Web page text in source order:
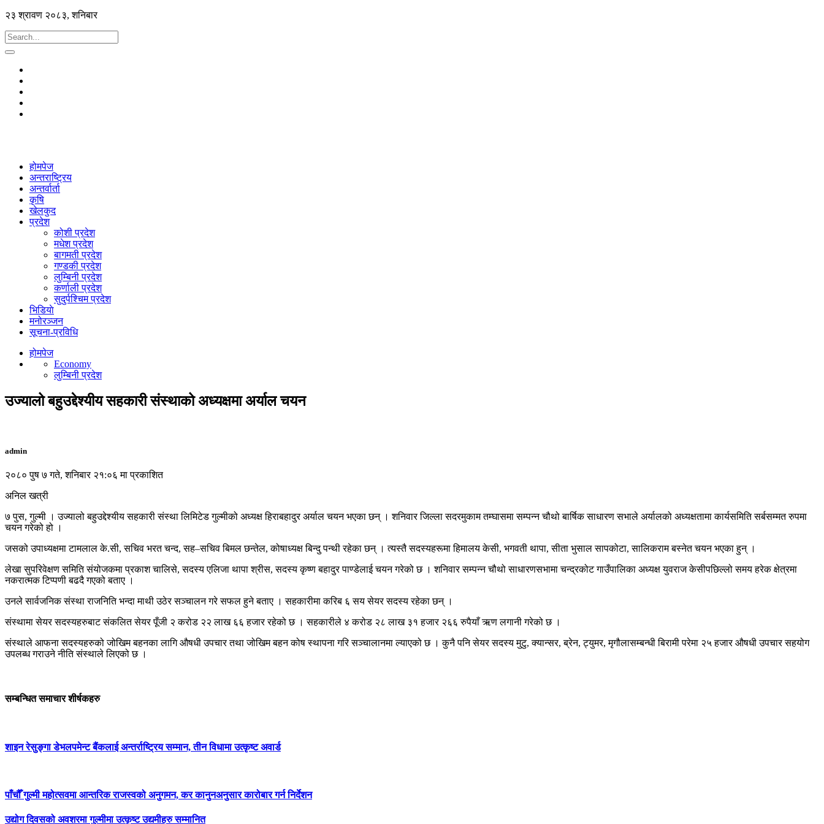
२३ श्रावण २०८३, शनिबार
होमपेज
अन्तराष्ट्रिय
अन्तर्वार्ता
कृषि
खेलकुद
प्रदेश
कोशी प्रदेश
मधेश प्रदेश
बागमती प्रदेश
गण्डकी प्रदेश
लुम्बिनी प्रदेश
कर्णाली प्रदेश
सुदुर्पश्चिम प्रदेश
भिडियाे
मनोरञ्जन
सूचना-प्रविधि
होमपेज
Economy
लुम्बिनी प्रदेश
उज्यालो बहुउद्देश्यीय सहकारी संस्थाको अध्यक्षमा अर्याल चयन
admin
२०८० पुष ७ गते, शनिबार २१:०६ मा प्रकाशित
अनिल खत्री
७ पुस, गुल्मी । उज्यालो बहुउद्देश्यीय सहकारी संस्था लिमिटेड गुल्मीको अध्यक्ष हिराबहादुर अर्याल चयन भएका छन् । शनिवार जिल्ला सदरमुकाम तम्घासमा सम्पन्न चौथो बार्षिक साधारण सभाले अर्यालको अध्यक्षतामा कार्यसमिति सर्बसम्मत रुपमा
चयन गरेको हो ।
जसको उपाध्यक्षमा टामलाल के.सी, सचिव भरत चन्द, सह–सचिव बिमल छन्तेल, कोषाध्यक्ष बिन्दु पन्थी रहेका छन् । त्यस्तै सदस्यहरूमा हिमालय केसी, भगवती थापा, सीता भुसाल सापकोटा, सालिकराम बस्नेत चयन भएका हुन् ।
लेखा सुपरिवेक्षण समिति संयोजकमा प्रकाश चालिसे, सदस्य एलिजा थापा श्रीस, सदस्य कृष्ण बहादुर पाण्डेलाई चयन गरेको छ । शनिवार सम्पन्न चौथो साधारणसभामा चन्द्रकोट गाउँपालिका अध्यक्ष युवराज केसीपछिल्लो समय हरेक क्षेत्रमा
नकरात्मक टिप्पणी बढदै गएको बताए ।
उनले सार्वजनिक संस्था राजनिति भन्दा माथी उठेर सञ्चालन गरे सफल हुने बताए । सहकारीमा करिब ६ सय सेयर सदस्य रहेका छन् ।
संस्थामा सेयर सदस्यहरुबाट संकलित सेयर पूँजी २ करोड २२ लाख ६६ हजार रहेको छ । सहकारीले ४ करोड २८ लाख ३१ हजार २६६ रुपैयाँ ऋण लगानी गरेको छ ।
संस्थाले आफना सदस्यहरुको जोखिम बहनका लागि औषधी उपचार तथा जोखिम बहन कोष स्थापना गरि सञ्चालानमा ल्याएको छ । कुनै पनि सेयर सदस्य मुटु, क्यान्सर, ब्रेन, ट्युमर, मृगौलासम्बन्धी बिरामी परेमा २५ हजार औषधी उपचार सहयोग
उपलब्ध गराउने नीति संस्थाले लिएको छ ।
सम्बन्धित समाचार शीर्षकहरु
शाइन रेसुङ्गा डेभलपमेन्ट बैंकलाई अन्तर्राष्ट्रिय सम्मान, तीन विधामा उत्कृष्ट अवार्ड
पाँचौँ गुल्मी महोत्सवमा आन्तरिक राजस्वको अनुगमन, कर कानुनअनुसार कारोबार गर्न निर्देशन
उद्योग दिवसको अवशरमा गुल्मीमा उत्कृष्ट उद्यमीहरु सम्मानित